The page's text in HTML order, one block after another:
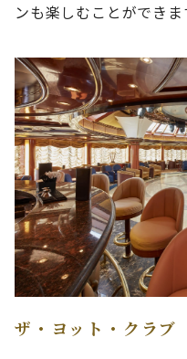
ンも楽しむことができま
ザ・ヨット・クラブ